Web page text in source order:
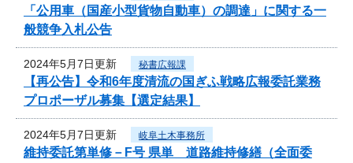
「公用車（国産小型貨物自動車）の調達」に関する一
般競争入札公告
2024年5月7日更新 秘書広報課
【再公告】令和6年度清流の国ぎふ戦略広報委託業務
プロポーザル募集【選定結果】
2024年5月7日更新 岐阜土木事務所
維持委託第単修－F号 県単 道路維持修繕（全面委